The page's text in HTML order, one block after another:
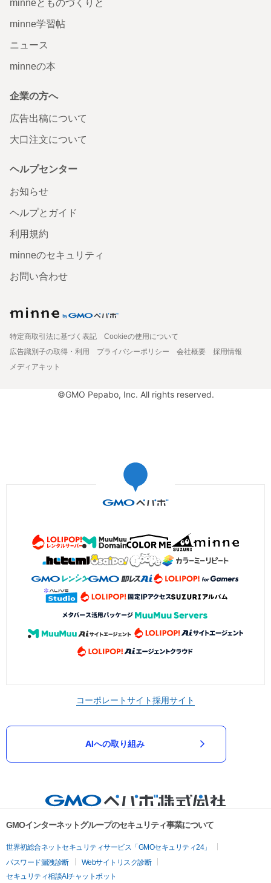
minneとものづくりと
minne学習帖
ニュース
minneの本
企業の方へ
広告出稿について
大口注文について
ヘルプセンター
お知らせ
ヘルプとガイド
利用規約
minneのセキュリティ
お問い合わせ
特定商取引法に基づく表記
Cookieの使用について
広告識別子の取得・利用
プライバシーポリシー 会社概要
採用情報
メディアキット
©GMO Pepabo, Inc. All rights reserved.
コーポレートサイト採用サイト
AIへの取り組み
GMOインターネットグループのセキュリティ事業について
世界初総合ネットセキュリティサービス「GMOセキュリティ24」
パスワード漏洩診断
Webサイトリスク診断
セキュリティ相談AIチャットボット